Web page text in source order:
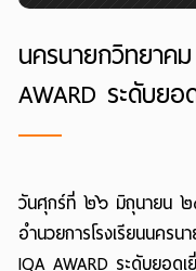
นครนายกวิทยาคม
AWARD ระดับยอ
วันศุกร์ที่ ๒๖ มิถุนายน
อำนวยการโรงเรียนนคร
IQA AWARD ระดับยอด